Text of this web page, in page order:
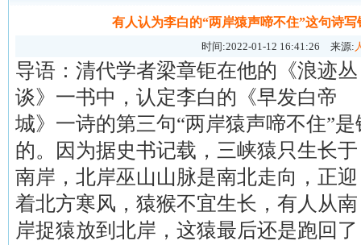
有人认为李白的“两岸猿声啼不住”这句诗
时间:2022-01-12 16:41:26 来源:
导语：清代学者梁章钜在他的《浪迹丛
谈》一书中，认定李白的《早发白帝
城》一诗的第三句“两岸猿声啼不住”是
的。因为据史书记载，三峡猿只生长于
南岸，北岸巫山山脉是南北走向，正迎
着北方寒风，猿猴不宜生长，有人从南
岸捉猿放到北岸，这猿最后还是跑回了